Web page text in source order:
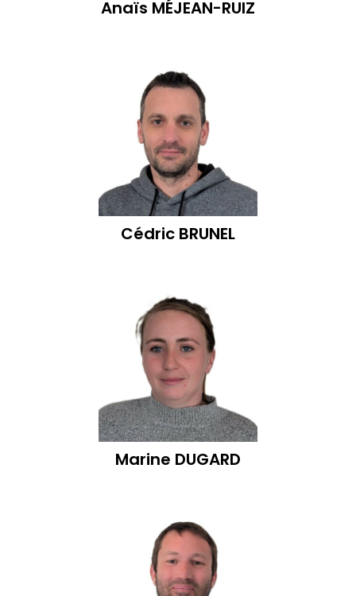
Anaïs MÉJEAN-RUIZ
Cédric BRUNEL
Marine DUGARD